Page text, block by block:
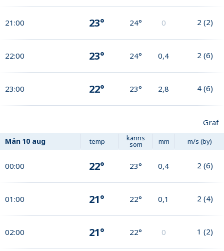
21:00 23° 24° 0 2 (2)
22:00 23° 24° 0,4 2 (6)
23:00 22° 23° 2,8 4 (6)
Graf
Mån 10 aug temp känns
som mm m/s (by)
00:00 22° 23° 0,4 2 (6)
01:00 21° 22° 0,1 2 (4)
02:00 21° 22° 0 1 (2)